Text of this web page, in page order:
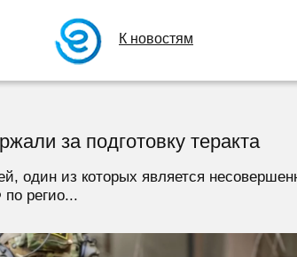
К новостям
за подготовку теракта
один из которых является
регио...